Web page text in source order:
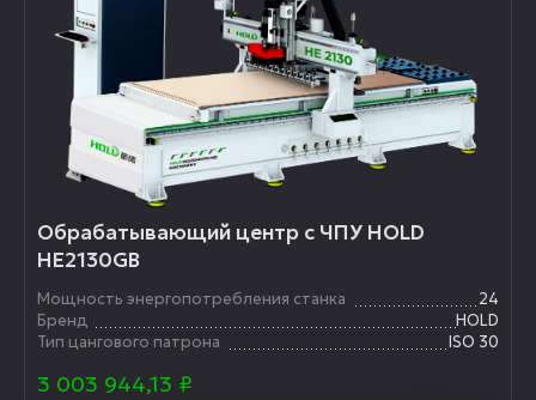
Обрабатывающий центр с ЧПУ HOLD
HE2130GB
Мощность энергопотребления станка
24
Бренд
HOLD
Тип цангового патрона
ISO 30
3 003 944,13 ₽